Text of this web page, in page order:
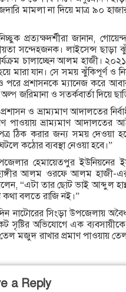
মামলা না দিয়ে মাত্র ৯০
প্রত্যক্ষদর্শীরা জানান,
সন্দেহজনক। লাইসেন্স ছাড়া
চালাচ্ছেন আলম হাজী।
মারা যান। সে সময় ঝুঁকিপূর্ণ ও
প্রশাসনকে ম্যানেজ করে
জরিমানা ও সতর্কবার্তা দিয়ে
ও ভ্রাম্যমাণ আদালতের
পাওয়ায় ভ্রাম্যমাণ আদালতের
ঠিক করার জন্য সময় দেওয়া
কঠোর ব্যবস্থা নেওয়া হবে।”
হেমায়েতপুর ইউনিয়নের
আলম ওরফে আলম হাজী-
“এটা তার ছোট ভাই আব্দুল
বলতে রাজি নই।”
নাটোরের সিংড়া উপজেলায়
সৃষ্টির অভিযোগে এক
তেল মজুদ রাখার প্রমাণ পাওয়ায়
a Reply